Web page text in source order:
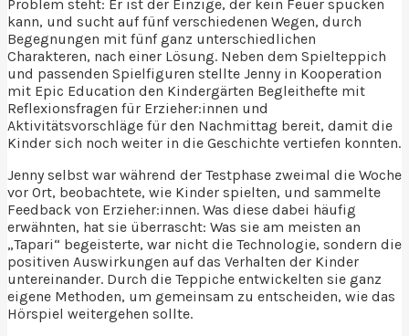
Problem steht: Er ist der Einzige, der kein Feuer spucken
kann, und sucht auf fünf verschiedenen Wegen, durch
Begegnungen mit fünf ganz unterschiedlichen
Charakteren, nach einer Lösung. Neben dem Spielteppich
und passenden Spielfiguren stellte Jenny in Kooperation
mit Epic Education den Kindergärten Begleithefte mit
Reflexionsfragen für Erzieher:innen und
Aktivitätsvorschläge für den Nachmittag bereit, damit die
Kinder sich noch weiter in die Geschichte vertiefen konnten.
Jenny selbst war während der Testphase zweimal die Woche
vor Ort, beobachtete, wie Kinder spielten, und sammelte
Feedback von Erzieher:innen. Was diese dabei häufig
erwähnten, hat sie überrascht: Was sie am meisten an
„Tapari“ begeisterte, war nicht die Technologie, sondern die
positiven Auswirkungen auf das Verhalten der Kinder
untereinander. Durch die Teppiche entwickelten sie ganz
eigene Methoden, um gemeinsam zu entscheiden, wie das
Hörspiel weitergehen sollte.